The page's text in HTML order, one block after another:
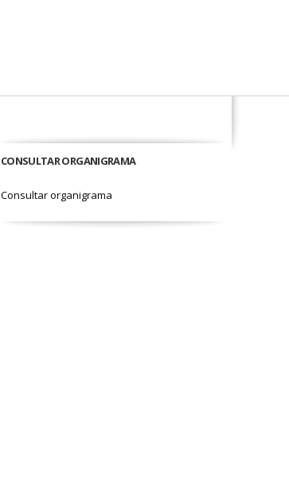
CONSULTAR ORGANIGRAMA
Consultar organigrama